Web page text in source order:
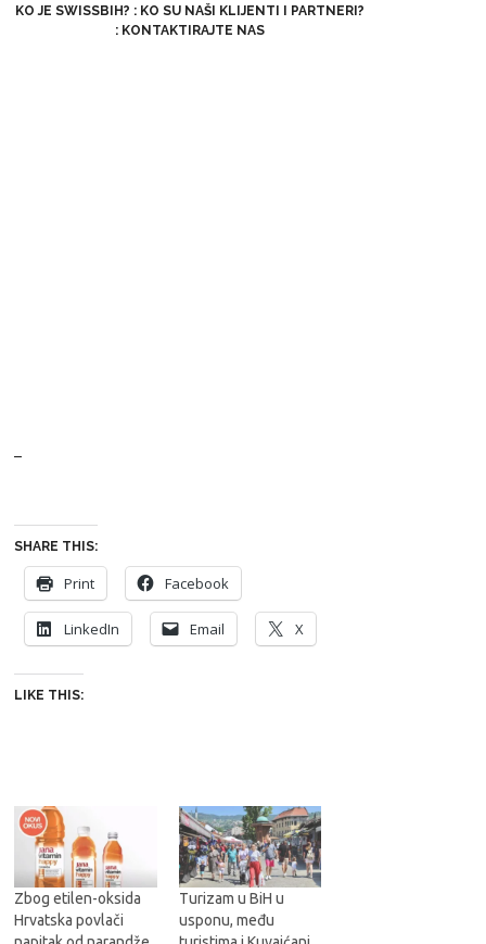
KO JE SWISSBIH? : KO SU NAŠI KLIJENTI I PARTNERI?
: KONTAKTIRAJTE NAS
–
SHARE THIS:
Print Facebook
LinkedIn Email X
LIKE THIS:
Zbog etilen-oksida
Hrvatska povlači
Turizam u BiH u
usponu, među